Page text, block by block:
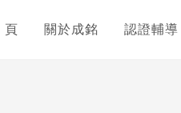
頁 關於成銘 認證輔導